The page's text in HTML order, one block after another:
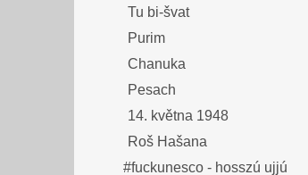
Tu bi-švat
Purim
Chanuka
Pesach
14. května 1948
Roš Hašana
#fuckunesco - hosszú ujjú